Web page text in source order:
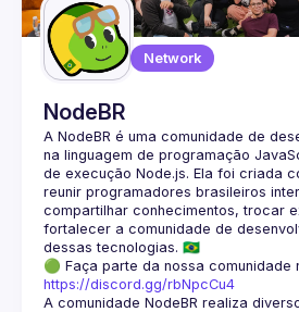
Network
NodeBR
A NodeBR é uma comunidade de
na linguagem de programação
de execução Node.js. Ela foi criada
reunir programadores brasileiros
compartilhar conhecimentos, trocar
fortalecer a comunidade de
🟢 Faça parte da nossa comunidade
https://discord.gg/rbNpcCu4
A comunidade NodeBR realiza